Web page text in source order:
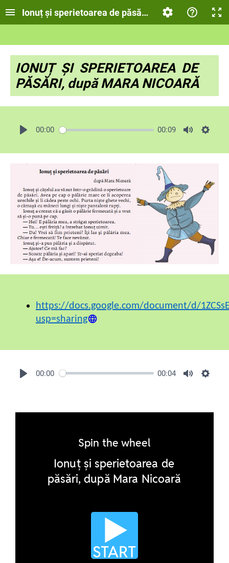
Ionuț și sperietoarea de păsări, după Mara
IONUȚ ȘI SPERIETOAREA DE
PĂSĂRI, după MARA NICOARĂ
00:00 00:09
https://docs.google.com/document/d/
usp=sharing
00:00 00:04